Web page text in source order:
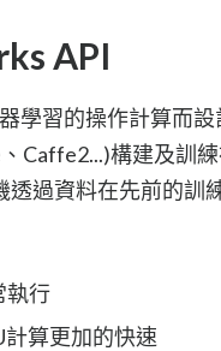
API
學習的操作計算而
Caffe2...)構建及訓
過資料在先前的訓
執行
算更加的快速